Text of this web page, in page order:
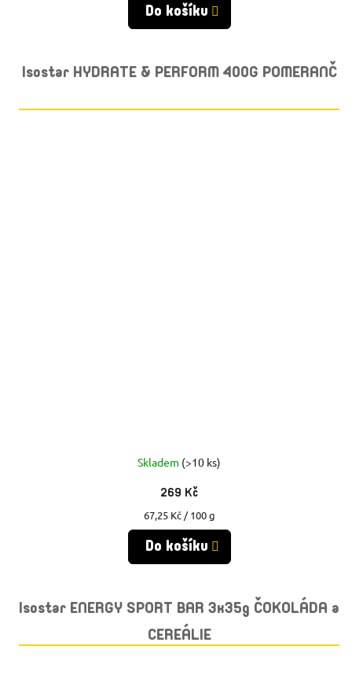
Do košíku
Isostar HYDRATE & PERFORM 400G POMERANČ
Skladem (>10 ks)
269 Kč
Měrná
cena:
67,25 Kč / 100 g
Do košíku
Isostar ENERGY SPORT BAR 3x35g ČOKOLÁDA a
CEREÁLIE